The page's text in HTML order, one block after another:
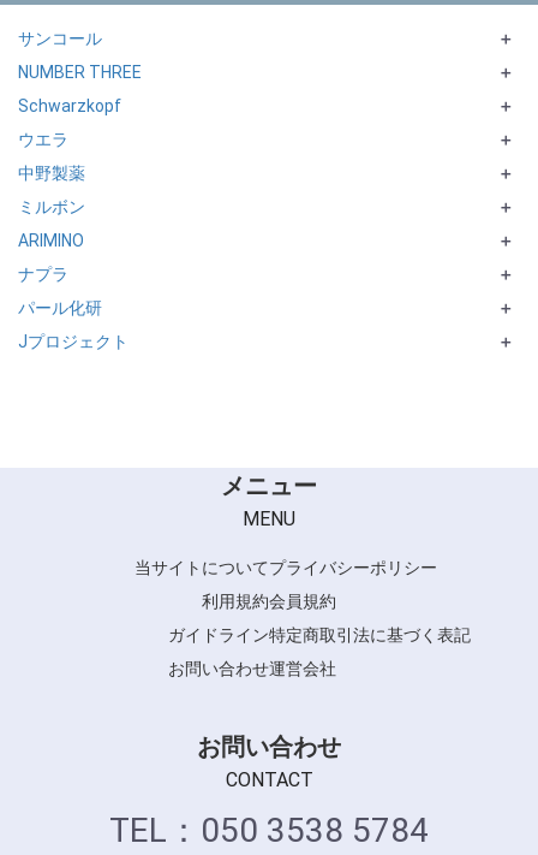
サンコール
FEROUE MOL
＋
NUMBER THREE
HUE シリーズ
＋
Schwarzkopf
terra
IGORAシリーズ
FIBREPLEXシリーズ
＋
ウエラ
ILLUMINA
INVIGO
WELLA PLEX／BLEACH
SUPPORTシリーズ
＋
中野製薬
Caradeco
＋
ミルボン
ORDEVE Seedil
Support シリーズ
＋
ARIMINO
カラーストーリー
ADMIO
HAIR COLOR SUNSHIELD
＋
ナプラ
NASEED シリーズ
CARETECT HB シリーズ
＋
パール化研
Ulecy シリーズ
＋
Jプロジェクト
＋
メニュー
MENU
当サイトについてプライバシーポリシー
利用規約会員規約
ガイドライン特定商取引法に基づく表記
お問い合わせ運営会社
お問い合わせ
CONTACT
TEL：050 3538 5784